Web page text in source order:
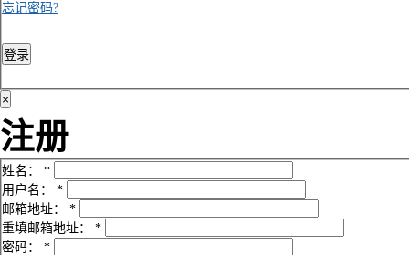
忘记密码?
登录
×
注册
姓名：
*
用户名：
*
邮箱地址：
*
重填邮箱地址：
*
密码：
*